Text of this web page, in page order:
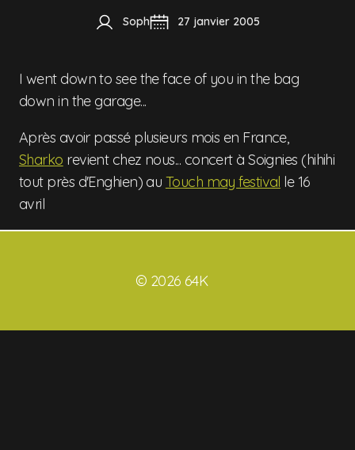
Soph 27 janvier 2005
I went down to see the face of you in the bag
down in the garage...
Après avoir passé plusieurs mois en France,
Sharko revient chez nous... concert à Soignies (hihihi
tout près d'Enghien) au Touch may festival le 16
avril
© 2026 64K